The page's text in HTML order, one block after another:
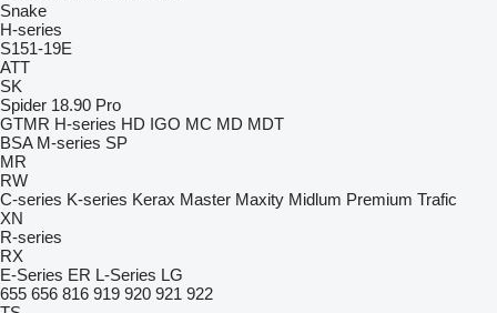
Snake
H-series
S151-19E
ATT
SK
Spider 18.90 Pro
GTMR H-series HD IGO MC MD MDT
BSA M-series SP
MR
RW
C-series K-series Kerax Master Maxity Midlum Premium Trafic
XN
R-series
RX
E-Series ER L-Series LG
655 656 816 919 920 921 922